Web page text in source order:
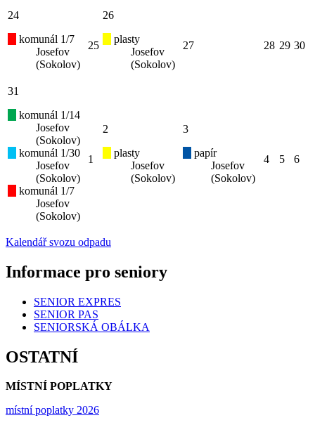
24
komunál 1/7
Josefov
(Sokolov)
25
26
plasty
Josefov
(Sokolov)
27 28 29 30
31
komunál 1/14
Josefov
(Sokolov)
komunál 1/30
Josefov
(Sokolov)
komunál 1/7
Josefov
(Sokolov)
1
2
plasty
Josefov
(Sokolov)
3
papír
Josefov
(Sokolov)
4 5 6
Kalendář svozu odpadu
Informace pro seniory
SENIOR EXPRES
SENIOR PAS
SENIORSKÁ OBÁLKA
OSTATNÍ
MÍSTNÍ POPLATKY
místní poplatky 2026